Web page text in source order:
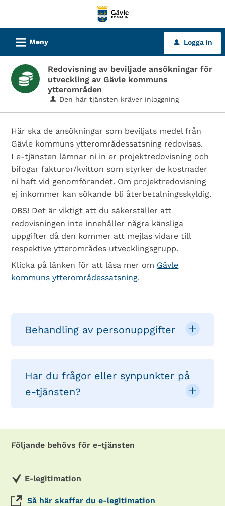
tjänster
Gävle
kommun
L Meny u Logga in
Redovisning av beviljade ansökningar för
utveckling av Gävle kommuns
ytterområden
Den här tjänsten kräver inloggning
Här ska de ansökningar som beviljats medel från
Gävle kommuns ytterområdessatsning redovisas.
I e-tjänsten lämnar ni in er projektredovisning och
bifogar fakturor/kvitton som styrker de kostnader
ni haft vid genomförandet. Om projektredovisning
ej inkommer kan sökande bli återbetalningsskyldig.
OBS! Det är viktigt att du säkerställer att
redovisningen inte innehåller några känsliga
uppgifter då den kommer att mejlas vidare till
respektive ytterområdes utvecklingsgrupp.
Klicka på länken för att läsa mer om Gävle
kommuns ytterområdessatsning.
Behandling av personuppgifter
Har du frågor eller synpunkter på
e-tjänsten?
Följande behövs för e-tjänsten
E-legitimation
Så här skaffar du e-legitimation